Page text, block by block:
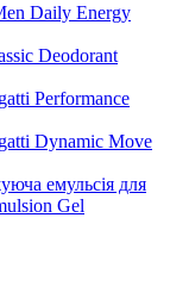
Daily Energy
Deodorant
Performance
Dynamic Move
емульсія для
Gel